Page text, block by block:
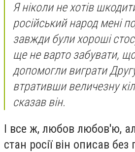
Я ніколи не хотів
російський народ мені
завжди були хороші
ще не варто забувати,
допомогли виграти
втративши величезну
сказав він.
І все ж, любов любов'ю,
стан росії він описав